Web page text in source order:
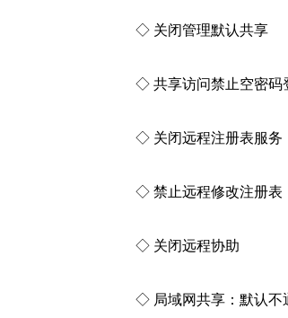
◇ 关闭管理默认共享
◇ 共享访问禁止空密码
◇ 关闭远程注册表服务
◇ 禁止远程修改注册表
◇ 关闭远程协助
◇ 局域网共享：默认不